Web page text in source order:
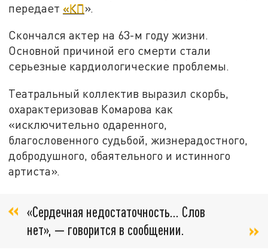
передает «КП».
Скончался актер на 63-м году жизни.
Основной причиной его смерти стали
серьезные кардиологические проблемы.
Театральный коллектив выразил скорбь,
охарактеризовав Комарова как
«исключительно одаренного,
благословенного судьбой, жизнерадостного,
добродушного, обаятельного и истинного
артиста».
«Сердечная недостаточность... Слов
нет», — говорится в сообщении.